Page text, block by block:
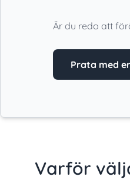
Är du redo att
Prata med
Varför